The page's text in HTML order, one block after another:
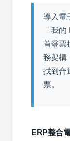
導入電
「我
首發票
務架構
找到合
票。
ERP整合